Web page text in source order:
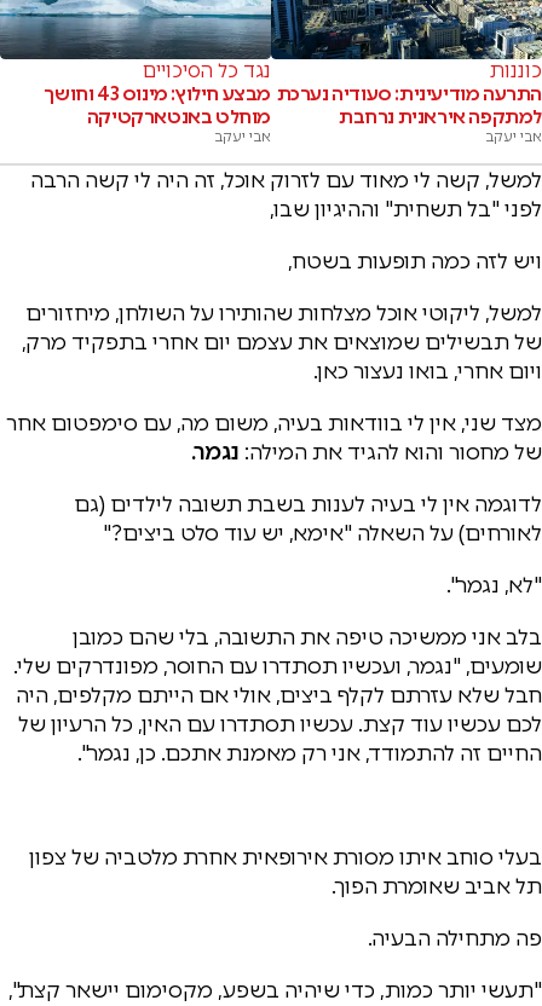
כוננות
התרעה מודיעינית: סעודיה נערכת
למתקפה איראנית נרחבת
אבי יעקב
נגד כל הסיכויים
מבצע חילוץ: מינוס 43 וחושך
מוחלט באנטארקטיקה
אבי יעקב
למשל, קשה לי מאוד עם לזרוק אוכל, זה היה לי קשה הרבה
לפני "בל תשחית" וההיגיון שבו,
ויש לזה כמה תופעות בשטח,
למשל, ליקוטי אוכל מצלחות שהותירו על השולחן, מיחזורים
של תבשילים שמוצאים את עצמם יום אחרי בתפקיד מרק,
ויום אחרי, בואו נעצור כאן.
מצד שני, אין לי בוודאות בעיה, משום מה, עם סימפטום אחר
של מחסור והוא להגיד את המילה: נגמר.
לדוגמה אין לי בעיה לענות בשבת תשובה לילדים (גם
לאורחים) על השאלה "אימא, יש עוד סלט ביצים?"
"לא, נגמר".
בלב אני ממשיכה טיפה את התשובה, בלי שהם כמובן
שומעים, "נגמר, ועכשיו תסתדרו עם החוסר, מפונדרקים שלי.
חבל שלא עזרתם לקלף ביצים, אולי אם הייתם מקלפים, היה
לכם עכשיו עוד קצת. עכשיו תסתדרו עם האין, כל הרעיון של
החיים זה להתמודד, אני רק מאמנת אתכם. כן, נגמר".
בעלי סוחב איתו מסורת אירופאית אחרת מלטביה של צפון
תל אביב שאומרת הפוך.
פה מתחילה הבעיה.
"תעשי יותר כמות, כדי שיהיה בשפע, מקסימום יישאר קצת",